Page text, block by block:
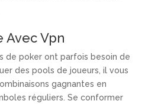
Avec Vpn
de poker ont parfois besoin de
des pools de joueurs, il vous
gagnantes en
réguliers. Se conformer